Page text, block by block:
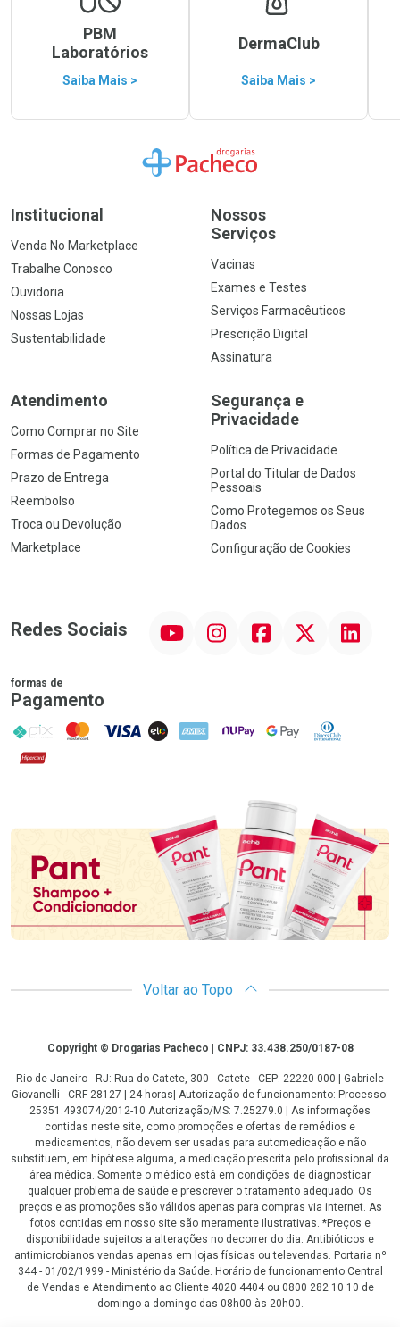
PBM
Laboratórios
Saiba Mais >
DermaClub
Saiba Mais >
Ir para a Home
Institucional
Venda No Marketplace
Trabalhe Conosco
Ouvidoria
Nossas Lojas
Sustentabilidade
Nossos
Serviços
Vacinas
Exames e Testes
Serviços Farmacêuticos
Prescrição Digital
Assinatura
Atendimento
Como Comprar no Site
Formas de Pagamento
Prazo de Entrega
Reembolso
Troca ou Devolução
Marketplace
Segurança e
Privacidade
Política de Privacidade
Portal do Titular de Dados
Pessoais
Como Protegemos os Seus
Dados
Configuração de Cookies
Redes Sociais InstagramFacebook Linkedin
formas de
Pagamento
PIX MasterCard
VISA ELO AMEX NuPay Google PayDiners Club
Hipercard
Promoção em Destaque
Voltar ao Topo
CopyrightCopyright © Drogarias Pacheco | CNPJ: 33.438.250/0187-08
Rio de Janeiro - RJ: Rua do Catete, 300 - Catete - CEP: 22220-000 | Gabriele
Giovanelli - CRF 28127 | 24 horas| Autorização de funcionamento: Processo:
25351.493074/2012-10 Autorização/MS: 7.25279.0 | As informações
contidas neste site, como promoções e ofertas de remédios e
medicamentos, não devem ser usadas para automedicação e não
substituem, em hipótese alguma, a medicação prescrita pelo profissional da
área médica. Somente o médico está em condições de diagnosticar
qualquer problema de saúde e prescrever o tratamento adequado. Os
preços e as promoções são válidos apenas para compras via internet. As
fotos contidas em nosso site são meramente ilustrativas. *Preços e
disponibilidade sujeitos a alterações no decorrer do dia. Antibióticos e
antimicrobianos vendas apenas em lojas físicas ou televendas. Portaria nº
344 - 01/02/1999 - Ministério da Saúde. Horário de funcionamento Central
de Vendas e Atendimento ao Cliente 4020 4404 ou 0800 282 10 10 de
domingo a domingo das 08h00 às 20h00.